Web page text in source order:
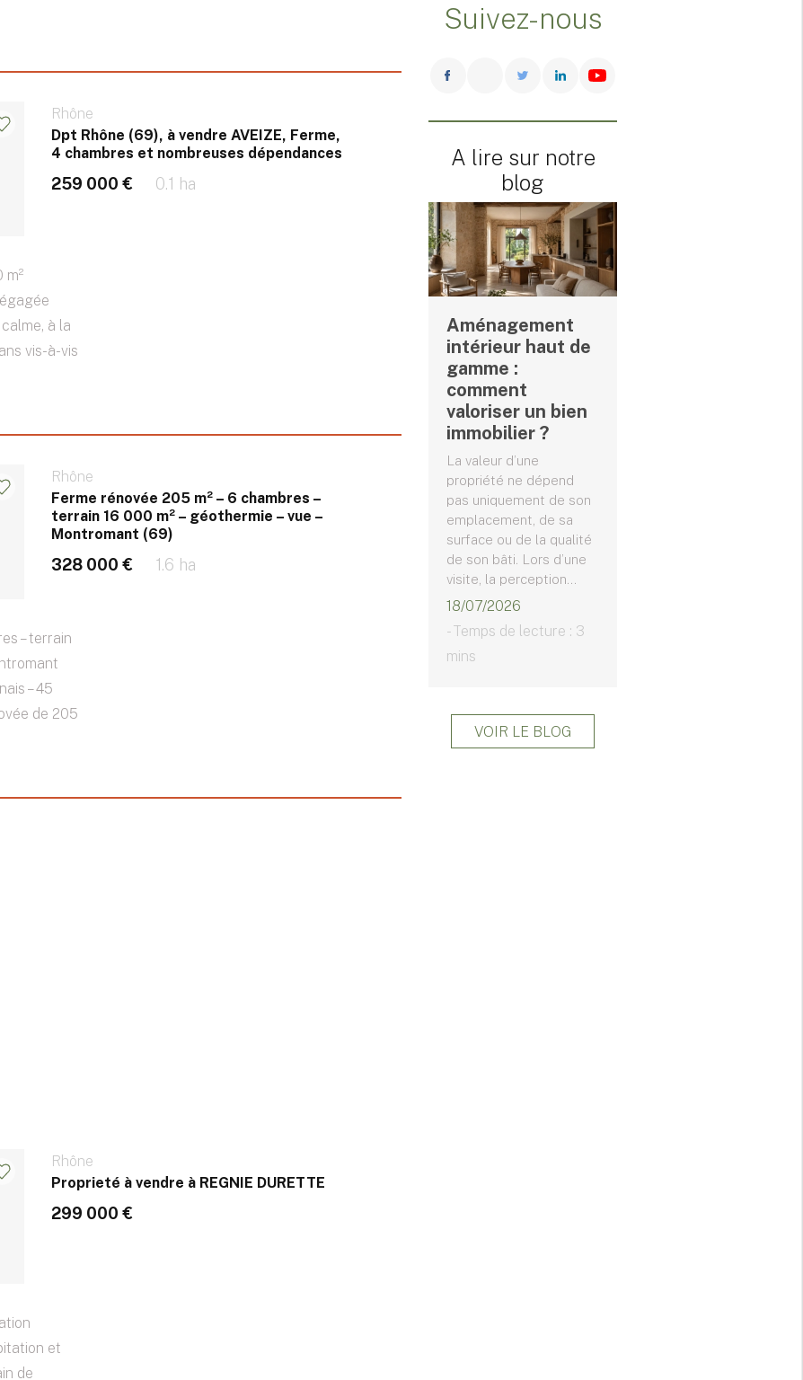
Rhône
Dpt Rhône (69), à vendre AVEIZE, Ferme,
4 chambres et nombreuses dépendances
259 000 € 0.1 ha
m²
à la
vis-à-vis
Rhône
Ferme rénovée 205 m² – 6 chambres –
terrain 16 000 m² – géothermie – vue –
Montromant (69)
328 000 € 1.6 ha
– terrain
– 45
de 205
Rhône
Proprieté à vendre à REGNIE DURETTE
299 000 €
et
de
Suivez-nous
A lire sur notre
blog
Aménagement
intérieur haut de
gamme :
comment
valoriser un bien
immobilier ?
La valeur d’une
propriété ne dépend
pas uniquement de son
emplacement, de sa
surface ou de la qualité
de son bâti. Lors d’une
visite, la perception...
18/07/2026
- Temps de lecture : 3
mins
VOIR LE BLOG